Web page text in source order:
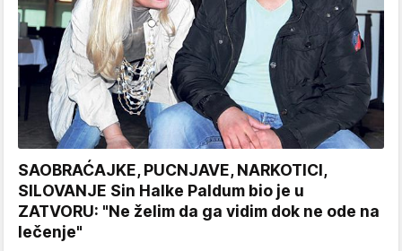
SAOBRAĆAJKE, PUCNJAVE, NARKOTICI,
SILOVANJE Sin Halke Paldum bio je u
ZATVORU: "Ne želim da ga vidim dok ne ode na
lečenje"